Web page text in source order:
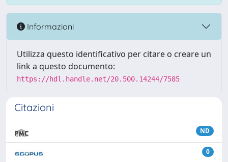
Informazioni
Utilizza questo identificativo per citare o creare un
link a questo documento:
https://hdl.handle.net/20.500.14244/7585
Citazioni
ND
0